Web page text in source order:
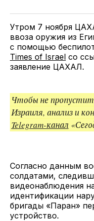
TwitterFacebookTelegram
Утром 7 ноября
ввоза оружия из
с помощью
Times of Israel со
заявление ЦАХАЛ.
Чтобы не
Израиля, анализ и
Telegram-канал
Согласно данным
солдатами,
видеонаблюдения
идентификации
бригады «Паран»
устройство.